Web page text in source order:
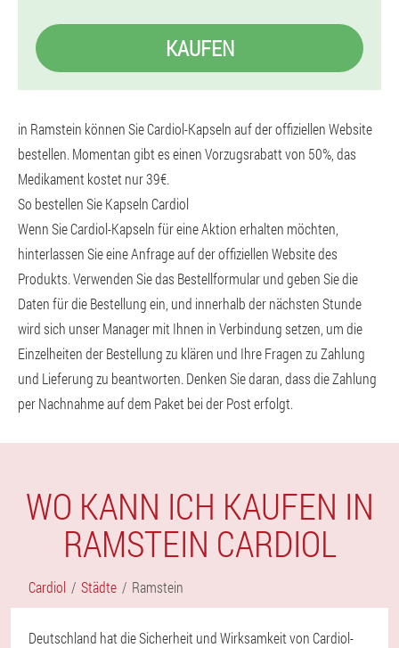
KAUFEN
in Ramstein können Sie Cardiol-Kapseln auf der offiziellen Website
bestellen. Momentan gibt es einen Vorzugsrabatt von 50%, das
Medikament kostet nur 39€.
So bestellen Sie Kapseln Cardiol
Wenn Sie Cardiol-Kapseln für eine Aktion erhalten möchten,
hinterlassen Sie eine Anfrage auf der offiziellen Website des
Produkts. Verwenden Sie das Bestellformular und geben Sie die
Daten für die Bestellung ein, und innerhalb der nächsten Stunde
wird sich unser Manager mit Ihnen in Verbindung setzen, um die
Einzelheiten der Bestellung zu klären und Ihre Fragen zu Zahlung
und Lieferung zu beantworten. Denken Sie daran, dass die Zahlung
per Nachnahme auf dem Paket bei der Post erfolgt.
WO KANN ICH KAUFEN IN
RAMSTEIN CARDIOL
Cardiol Städte Ramstein
Deutschland hat die Sicherheit und Wirksamkeit von Cardiol-